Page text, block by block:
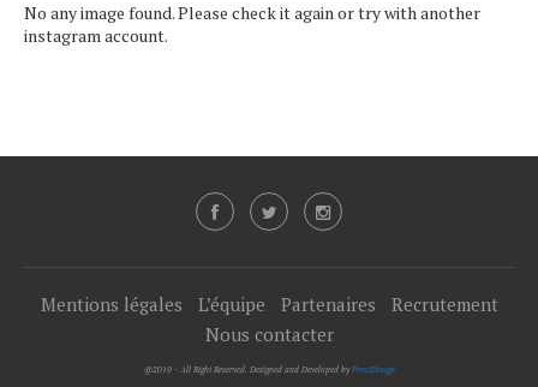
No any image found. Please check it again or try with another
instagram account.
Mentions légales L’équipe Partenaires
Recrutement
Nous contacter
@2019 - All Right Reserved. Designed and Developed by PenciDesign